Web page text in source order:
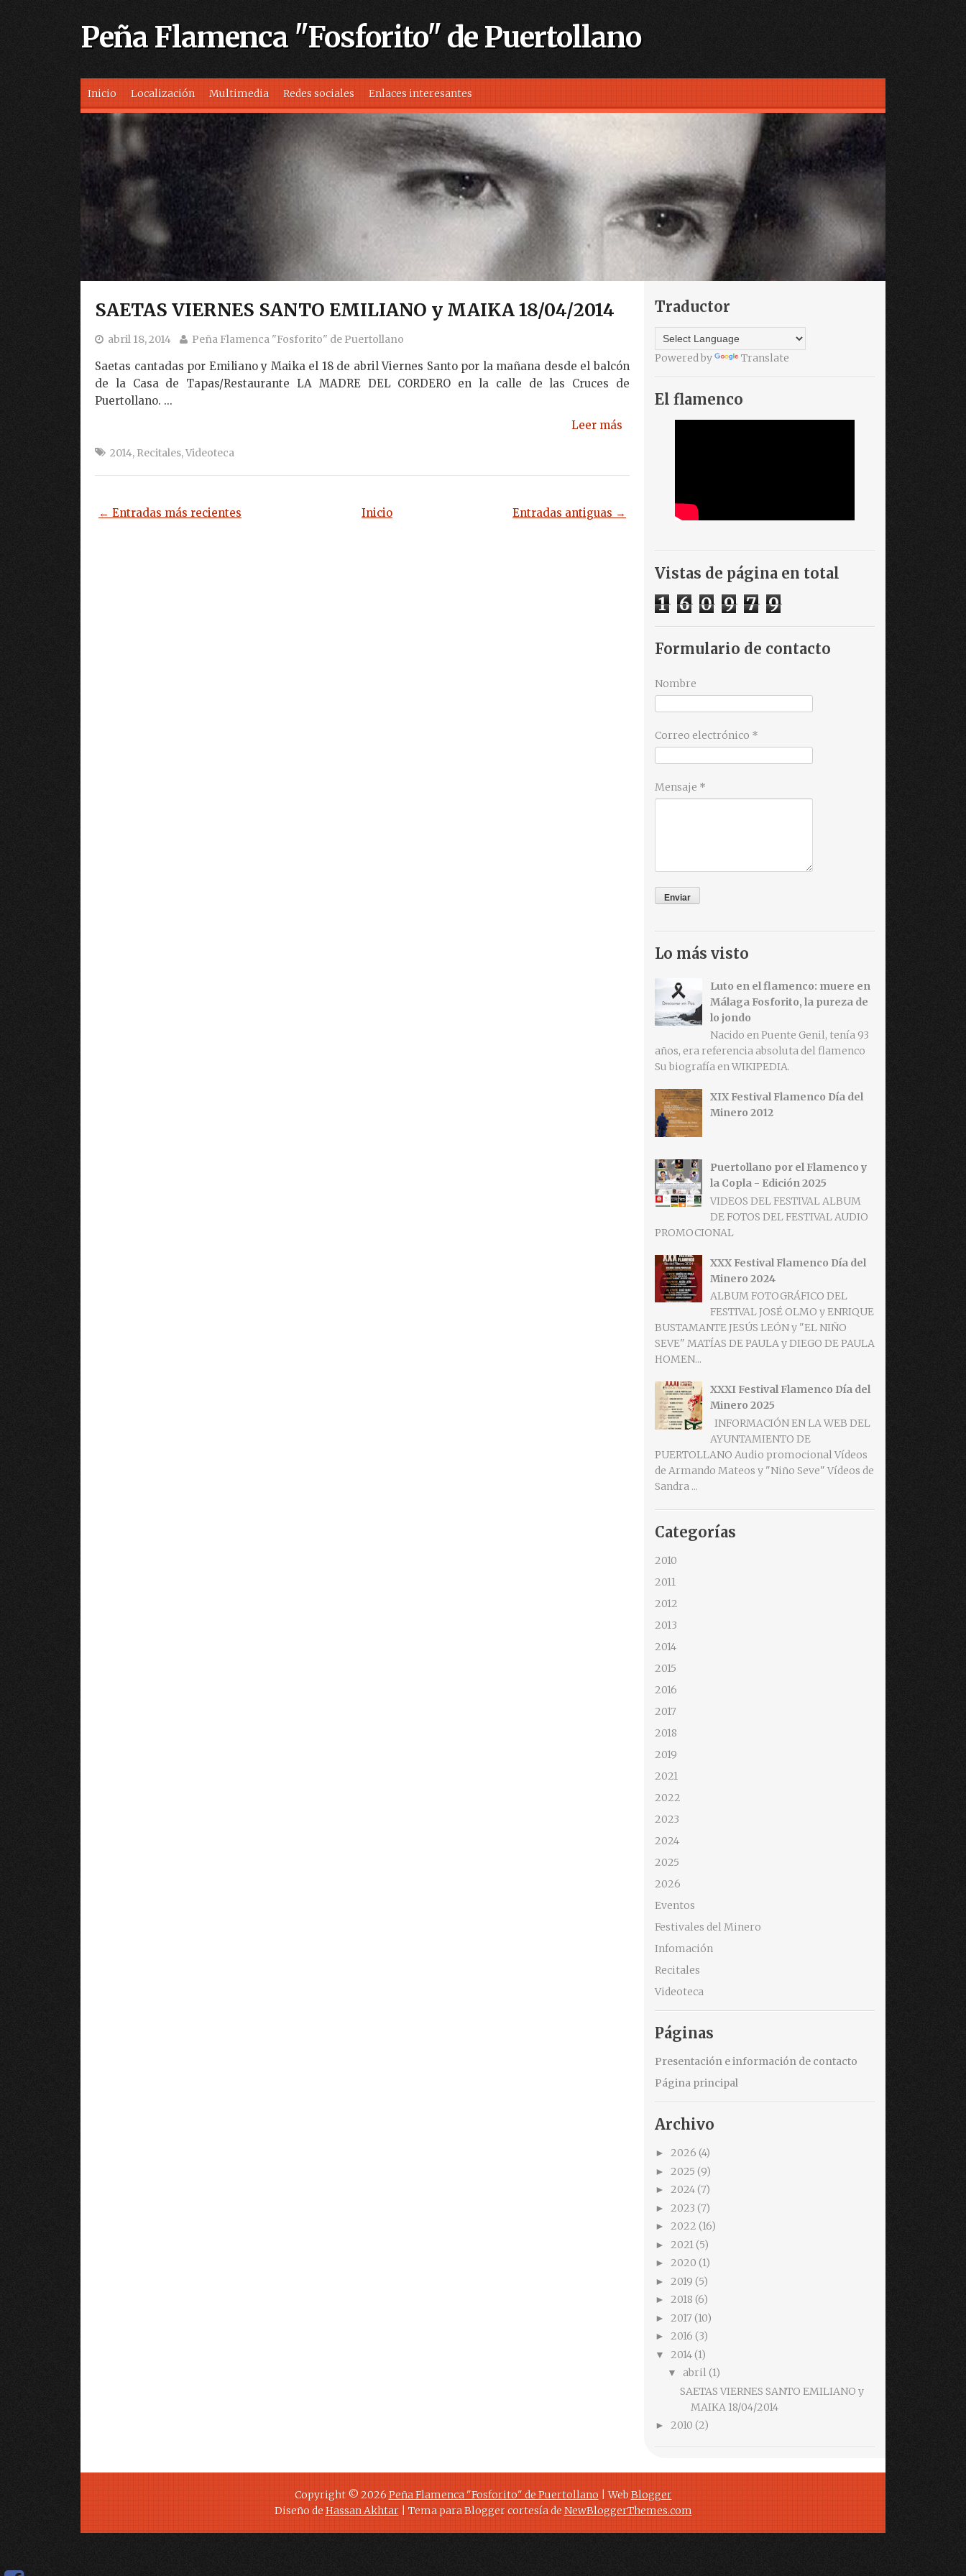
Peña Flamenca "Fosforito" de Puertollano
Skip to content
Inicio Localización Multimedia Redes sociales Enlaces interesantes
SAETAS VIERNES SANTO EMILIANO y MAIKA 18/04/2014
abril 18, 2014 Peña Flamenca "Fosforito" de Puertollano
Saetas cantadas por Emiliano y Maika el 18 de abril Viernes Santo por la mañana desde el balcón
de la Casa de Tapas/Restaurante LA MADRE DEL CORDERO en la calle de las Cruces de
Puertollano. ...
Leer más
2014, Recitales,Videoteca
← Entradas más recientes Entradas antiguas →
Inicio
Traductor
Powered by Translate
El flamenco
Vistas de página en total
1 6 0 9 7 9
Formulario de contacto
Nombre
Correo electrónico *
Mensaje *
Lo más visto
Luto en el flamenco: muere en
Málaga Fosforito, la pureza de
lo jondo
Nacido en Puente Genil, tenía 93
años, era referencia absoluta del flamenco
Su biografía en WIKIPEDIA.
XIX Festival Flamenco Día del
Minero 2012
Puertollano por el Flamenco y
la Copla - Edición 2025
VIDEOS DEL FESTIVAL ALBUM
DE FOTOS DEL FESTIVAL AUDIO
PROMOCIONAL
XXX Festival Flamenco Día del
Minero 2024
ALBUM FOTOGRÁFICO DEL
FESTIVAL JOSÉ OLMO y ENRIQUE
BUSTAMANTE JESÚS LEÓN y "EL NIÑO
SEVE" MATÍAS DE PAULA y DIEGO DE PAULA
HOMEN...
XXXI Festival Flamenco Día del
Minero 2025
INFORMACIÓN EN LA WEB DEL
AYUNTAMIENTO DE
PUERTOLLANO Audio promocional Vídeos
de Armando Mateos y "Niño Seve" Vídeos de
Sandra ...
Categorías
2010
2011
2012
2013
2014
2015
2016
2017
2018
2019
2021
2022
2023
2024
2025
2026
Eventos
Festivales del Minero
Infomación
Recitales
Videoteca
Páginas
Presentación e información de contacto
Página principal
Archivo
► 2026 (4)
► 2025 (9)
► 2024(7)
► 2023 (7)
► 2022 (16)
► 2021(5)
► 2020 (1)
► 2019 (5)
► 2018 (6)
► 2017 (10)
► 2016 (3)
▼ 2014(1)
▼ abril(1)
SAETAS VIERNES SANTO EMILIANO y
MAIKA 18/04/2014
► 2010 (2)
Copyright © 2026 Peña Flamenca "Fosforito" de Puertollano | Web Blogger
Diseño de Hassan Akhtar| Tema para Blogger cortesía de NewBloggerThemes.com